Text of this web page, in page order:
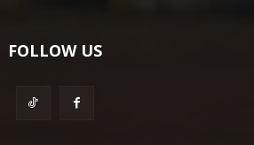
FOLLOW US